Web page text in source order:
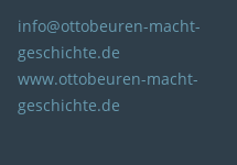
info@ottobeuren-macht-
geschichte.de
www.ottobeuren-macht-
geschichte.de